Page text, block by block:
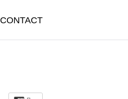
CONTACT